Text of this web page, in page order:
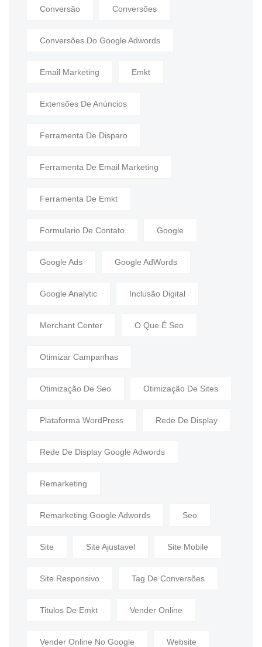
Conversão Conversões
Conversões Do Google Adwords
Email Marketing Emkt
Extensões De Anúncios
Ferramenta De Disparo
Ferramenta De Email Marketing
Ferramenta De Emkt
Formulario De Contato Google
Google Ads Google AdWords
Google Analytic Inclusão Digital
Merchant Center O Que É Seo
Otimizar Campanhas
Otimização De Seo Otimização De Sites
Plataforma WordPress Rede De Display
Rede De Display Google Adwords
Remarketing
Remarketing Google Adwords Seo
Site Site Ajustavel Site Mobile
Site Responsivo Tag De Conversões
Titulos De Emkt Vender Online
Vender Online No Google Website